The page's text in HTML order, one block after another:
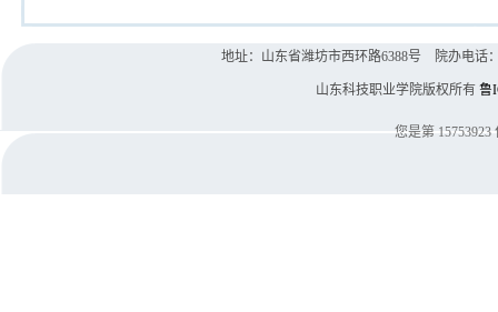
地址：山东省潍坊市西环路6388号 院办电话
山东科技职业学院版权所有 鲁
您是第 15753923